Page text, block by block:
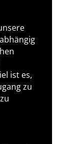
ist es,
zu